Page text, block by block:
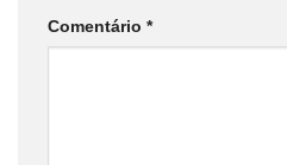
Comentário *